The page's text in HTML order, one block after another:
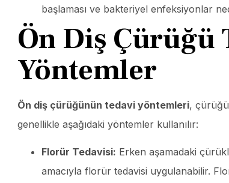
başlaması ve bakteriyel enfeksiyonlar
Ön Diş Çürüğü
Yöntemler
Ön diş çürüğünün tedavi yöntemleri,
genellikle aşağıdaki yöntemler kullanılır:
Florür Tedavisi: Erken aşamadaki
amacıyla florür tedavisi uygulanabilir.